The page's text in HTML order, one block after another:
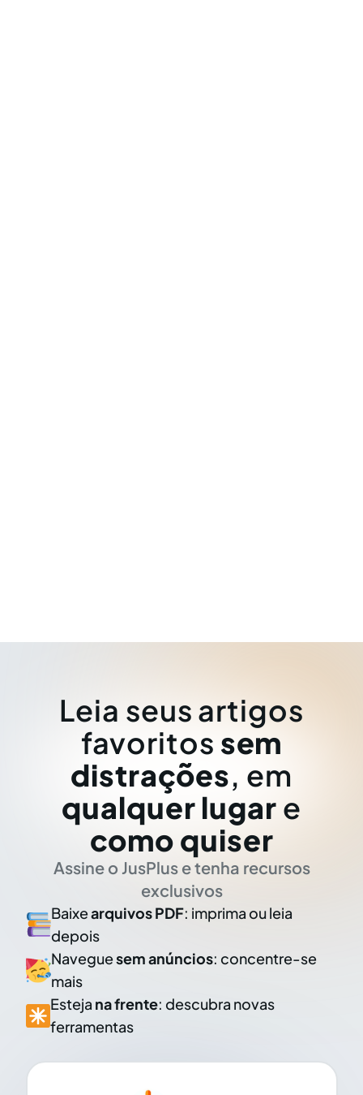
Leia seus artigos
favoritos sem
distrações, em
qualquer lugar e
como quiser
Assine o JusPlus e tenha recursos
exclusivos
Baixearquivos PDF: imprima ou leia
depois
Naveguesem anúncios: concentre-se
mais
Esteja na frente: descubra novas
ferramentas